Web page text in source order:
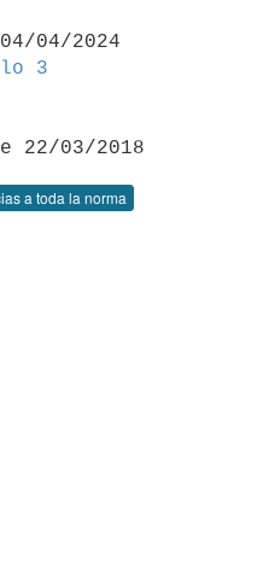
04/2024
3
a toda la norma